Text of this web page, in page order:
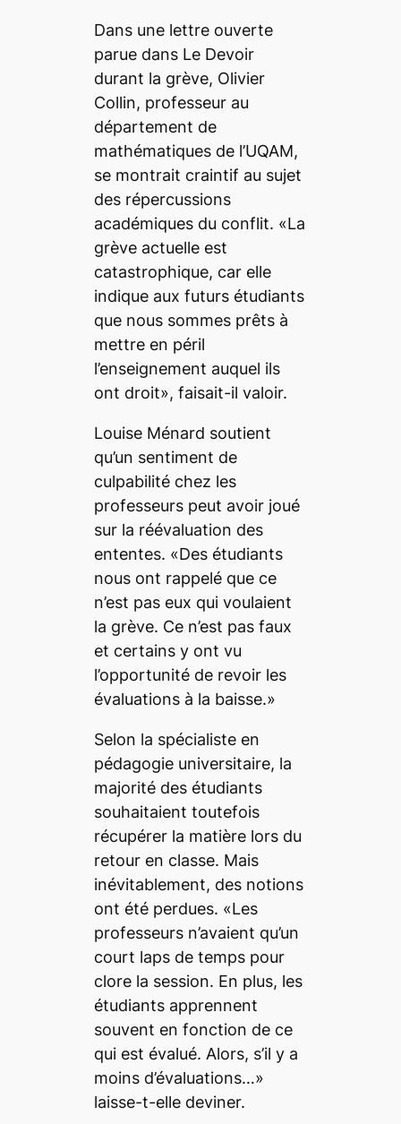
Dans une lettre ouverte
parue dans Le Devoir
durant la grève, Olivier
Collin, professeur au
département de
mathématiques de l’UQAM,
se montrait craintif au sujet
des répercussions
académiques du conflit. «La
grève actuelle est
catastrophique, car elle
indique aux futurs étudiants
que nous sommes prêts à
mettre en péril
l’enseignement auquel ils
ont droit», faisait-il valoir.
Louise Ménard soutient
qu’un sentiment de
culpabilité chez les
professeurs peut avoir joué
sur la réévaluation des
ententes. «Des étudiants
nous ont rappelé que ce
n’est pas eux qui voulaient
la grève. Ce n’est pas faux
et certains y ont vu
l’opportunité de revoir les
évaluations à la baisse.»
Selon la spécialiste en
pédagogie universitaire, la
majorité des étudiants
souhaitaient toutefois
récupérer la matière lors du
retour en classe. Mais
inévitablement, des notions
ont été perdues. «Les
professeurs n’avaient qu’un
court laps de temps pour
clore la session. En plus, les
étudiants apprennent
souvent en fonction de ce
qui est évalué. Alors, s’il y a
moins d’évaluations…»
laisse-t-elle deviner.